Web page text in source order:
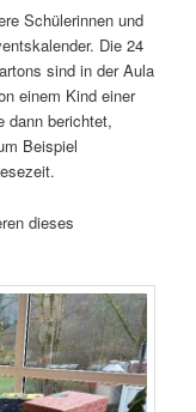
Schülerinnen und
Die 24
sind in der Aula
einem Kind einer
dann berichtet,
Beispiel
dieses